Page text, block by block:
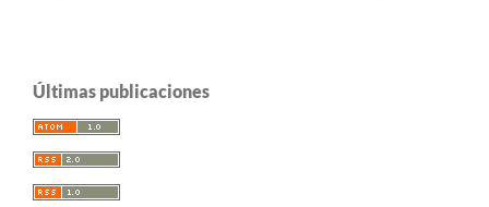
Últimas publicaciones